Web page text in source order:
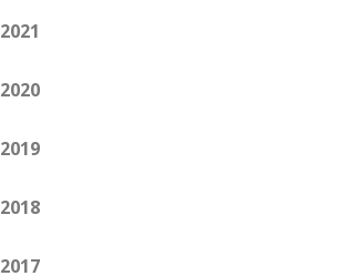
2021
2020
2019
2018
2017